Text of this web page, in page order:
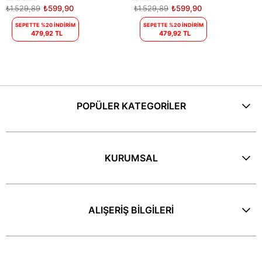
₺599,90
₺1.529,89
SEPETTE %20 İNDİRİM
479,92 TL
₺599,90
₺1.529,89
SEPETTE %20 İNDİRİM
479,92 TL
POPÜLER KATEGORİLER
KURUMSAL
ALIŞERİŞ BİLGİLERİ